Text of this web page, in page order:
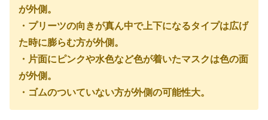
が外側。
・プリーツの向きが真ん中で上下になるタイプは広げ
た時に膨らむ方が外側。
・片面にピンクや水色など色が着いたマスクは色の面
が外側。
・ゴムのついていない方が外側の可能性大。